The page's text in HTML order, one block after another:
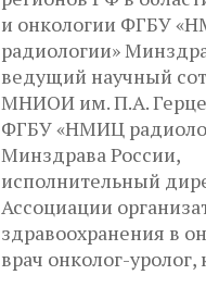
и онкологии ФГБУ
радиологии»
ведущий научный
МНИОИ им. П.А.
ФГБУ «НМИЦ
Минздрава России,
исполнительный
Ассоциации
здравоохранения в
врач онколог-уролог,